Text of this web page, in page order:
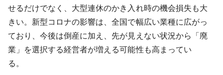
せるだけでなく、大型連休のかき入れ時の機会損失も大
きい。新型コロナの影響は、全国で幅広い業種に広がっ
ており、今後は倒産に加え、先が見えない状況から「廃
業」を選択する経営者が増える可能性も高まってい
る。